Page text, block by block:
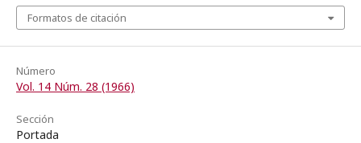
Formatos de citación
Número
Vol. 14 Núm. 28 (1966)
Sección
Portada